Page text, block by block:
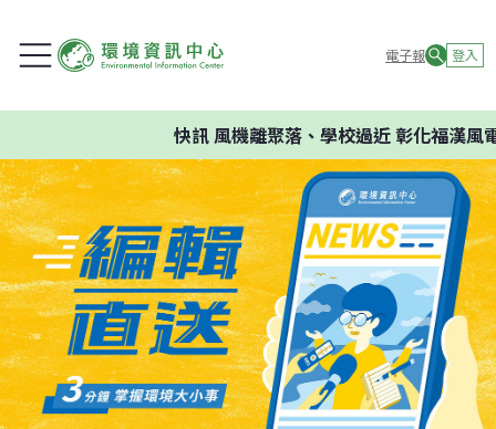
電子報 登入
快訊風機離聚落、學校過近 彰化福漢風